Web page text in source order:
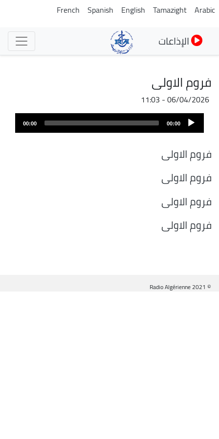
تجاوز
Arabic
Tamazight
English
Spanish
French
الإذاعات
فروم الاولى
06/04/2026 - 11:03
ملف
الصوت
Audio
Player
00:00
00:00
فروم الاولى
فروم الاولى
فروم الاولى
فروم الاولى
© Radio Algérienne 2021